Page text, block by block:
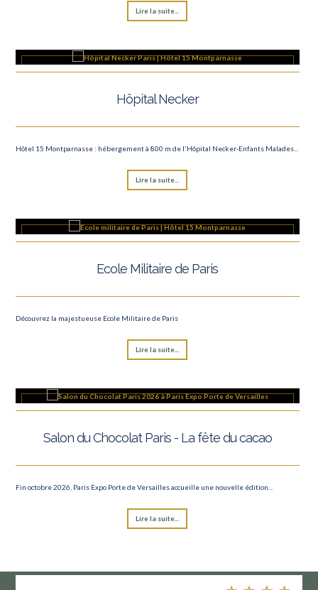
Lire la suite...
Hôpital Necker
Hôtel 15 Montparnasse : hébergement à 800 m de l'Hôpital Necker-Enfants Malades...
Lire la suite...
Ecole Militaire de Paris
Découvrez la majestueuse Ecole Militaire de Paris
Lire la suite...
Salon du Chocolat Paris - La fête du cacao
Fin octobre 2026, Paris Expo Porte de Versailles accueille une nouvelle édition...
Lire la suite...